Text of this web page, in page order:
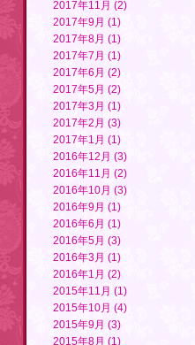
2017年11月 (2)
2017年9月 (1)
2017年8月 (1)
2017年7月 (1)
2017年6月 (2)
2017年5月 (2)
2017年3月 (1)
2017年2月 (3)
2017年1月 (1)
2016年12月 (3)
2016年11月 (2)
2016年10月 (3)
2016年9月 (1)
2016年6月 (1)
2016年5月 (3)
2016年3月 (1)
2016年1月 (2)
2015年11月 (1)
2015年10月 (4)
2015年9月 (3)
2015年8月 (1)